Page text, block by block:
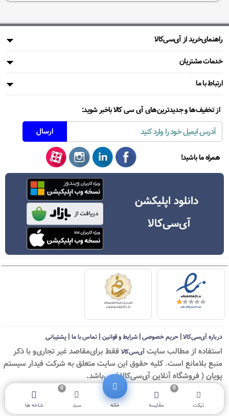
راهنمای‌خرید از آی‌سی‌کالا
خدمات مشتریان
ارتباط با ما
از تخفیف‌ها و جدیدترین‌های آی سی کالا باخبر شوید:
همراه ما باشید!
دانلود اپلیکشن
آی‌سی‌کالا
درباره آی‌سی‌کالا|حریم خصوصی|شرایط و قوانین | تماس با ما| پشتیبانی
استفاده از مطالب سايت آی‌سی‌کالا فقط برای‌مقاصد غیر تجاری‌و با ذکر
منبع بلامانع است. کليه حقوق اين سايت متعلق به شرکت فیدار سیستم
پویان ( فروشگاه آنلاین آی‌سی‌کالا ) می‌باشد.
تیکت مقایسه
0
خانه سبد
0
شاخه ها